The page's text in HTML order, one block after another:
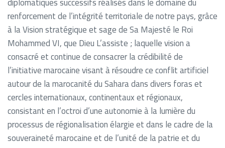
renforcement de l’intégrité territoriale de notre pays, grâce
à la Vision stratégique et sage de Sa Majesté le Roi
Mohammed VI, que Dieu L’assiste ; laquelle vision a
consacré et continue de consacrer la crédibilité de
l’initiative marocaine visant à résoudre ce conflit artificiel
autour de la marocanité du Sahara dans divers foras et
cercles internationaux, continentaux et régionaux,
consistant en l’octroi d’une autonomie à la lumière du
processus de régionalisation élargie et dans le cadre de la
souveraineté marocaine et de l’unité de la patrie et du